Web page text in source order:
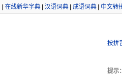
在线新华字典| 汉语词典| 成语词典| 中文转
按拼
提示：